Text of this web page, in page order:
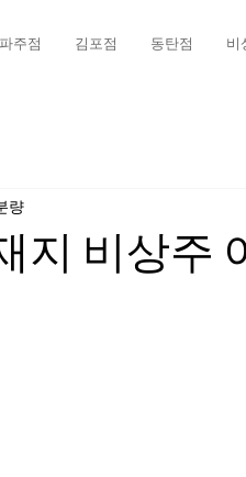
파주점 김포점 동탄점 비
지 비상주
량